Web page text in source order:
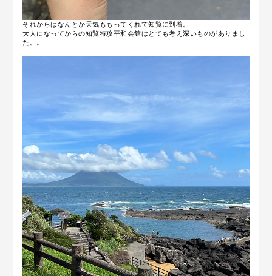
それからはなんとか天気ももってくれて知覧に到着。
大人になってからの知覧特攻平和会館はとても考え深いものがありまし
た。。